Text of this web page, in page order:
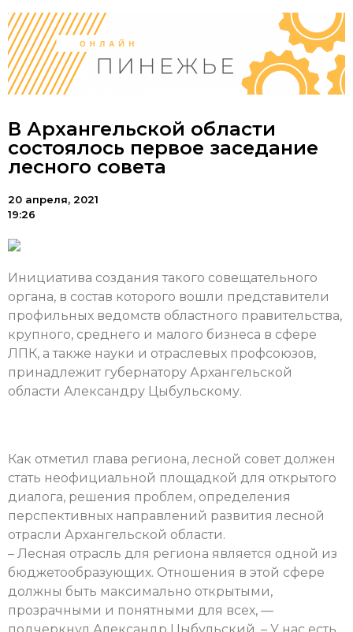
В Архангельской области
состоялось первое заседание
лесного совета
20 апреля, 2021
19:26
Инициатива создания такого совещательного
органа, в состав которого вошли представители
профильных ведомств областного правительства,
крупного, среднего и малого бизнеса в сфере
ЛПК, а также науки и отраслевых профсоюзов,
принадлежит губернатору Архангельской
области Александру Цыбульскому.
Как отметил глава региона, лесной совет должен
стать неофициальной площадкой для открытого
диалога, решения проблем, определения
перспективных направлений развития лесной
отрасли Архангельской области.
– Лесная отрасль для региона является одной из
бюджетообразующих. Отношения в этой сфере
должны быть максимально открытыми,
прозрачными и понятными для всех, —